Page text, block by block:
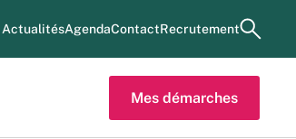
ActualitésAgendaContactRecrutement ouvrir
Mes démarches